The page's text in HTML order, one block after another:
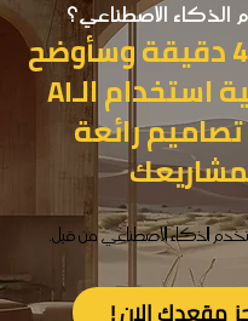
الذكاء الاصطناعي؟
اعطني 45 دقيقة وسأوضح
لك كيفية استخدام الـAI
تصاميم رائعة
الذكاء الاصطناعي من قبل.
مقعدك الان